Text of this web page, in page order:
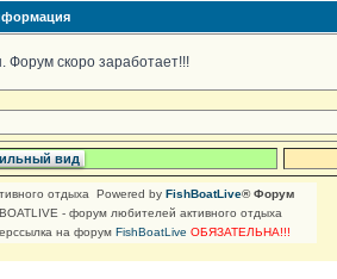
Форум скоро заработает!!!
вид
Powered by FishBoatLive® Форум
на форум FishBoatLive ОБЯЗАТЕЛЬНА!!!